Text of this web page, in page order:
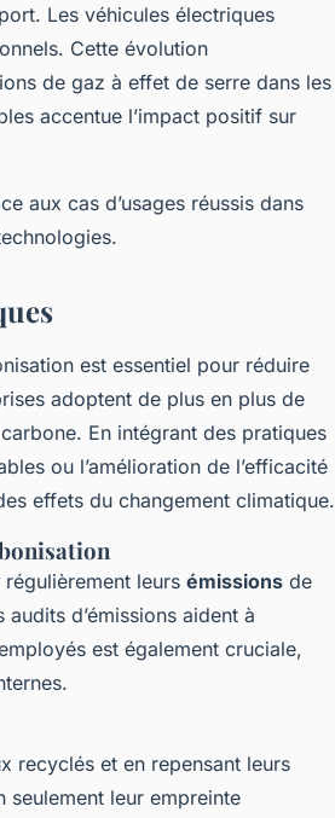
Les véhicules électriques
Cette évolution
de gaz à effet de serre dans les
accentue l’impact positif sur
aux cas d’usages réussis dans
est essentiel pour réduire
adoptent de plus en plus de
En intégrant des pratiques
ou l’amélioration de l’efficacité
effets du changement climatique.
leurs émissions de
d’émissions aident à
est également cruciale,
recyclés et en repensant leurs
seulement leur empreinte